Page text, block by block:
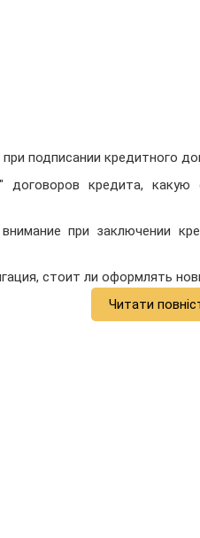
подписании кредитного
договоров кредита,
при заключении
стоит ли оформлять
Читати